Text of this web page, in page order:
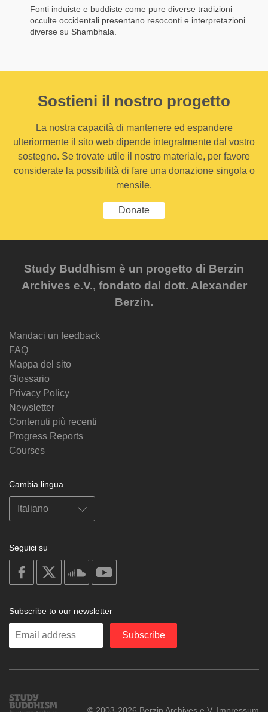
Fonti induiste e buddiste come pure diverse tradizioni
occulte occidentali presentano resoconti e interpretazioni
diverse su Shambhala.
Sostieni il nostro progetto
La nostra capacità di mantenere ed espandere
ulteriormente il sito web dipende integralmente dal vostro
sostegno. Se trovate utile il nostro materiale, per favore
considerate la possibilità di fare una donazione singola o
mensile.
Donate
Study Buddhism è un progetto di Berzin
Archives e.V., fondato dal dott. Alexander
Berzin.
Mandaci un feedback
FAQ
Mappa del sito
Glossario
Privacy Policy
Newsletter
Contenuti più recenti
Progress Reports
Courses
Cambia lingua
Seguici su
on
facebook
soundcloud
Subscribe to our newsletter
Enter
Subscribe
Study
© 2003-2026 Berzin Archives e.V. Impressum